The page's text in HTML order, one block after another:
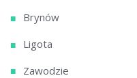
Brynów
Ligota
Zawodzie